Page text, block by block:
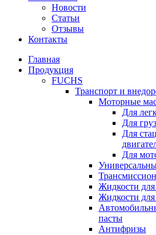
Новости
Статьи
Отзывы
Контакты
Главная
Продукция
FUCHS
Транспорт и
Моторные
Для
Для
Для
Для
Жидкости
Жидкости
пасты
Антифризы